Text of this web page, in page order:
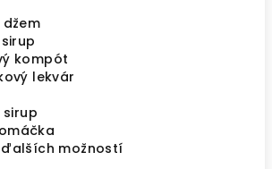
kompót
lekvár
sirup
možností